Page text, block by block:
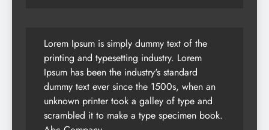
Lorem Ipsum is simply dummy text of the
printing and typesetting industry. Lorem
Ipsum has been the industry's standard
dummy text ever since the 1500s, when an
unknown printer took a galley of type and
scrambled it to make a type specimen book.